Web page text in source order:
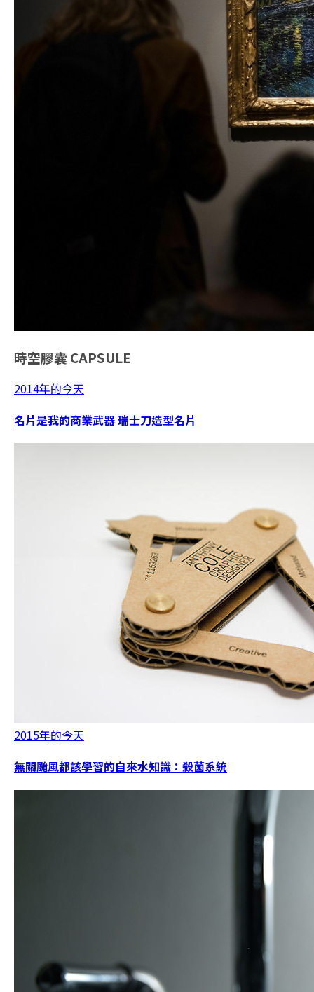
時空膠囊 CAPSULE
2014年的今天
名片是我的商業武器 瑞士刀造型名片
2015年的今天
無關颱風都該學習的自來水知識：殺菌系統